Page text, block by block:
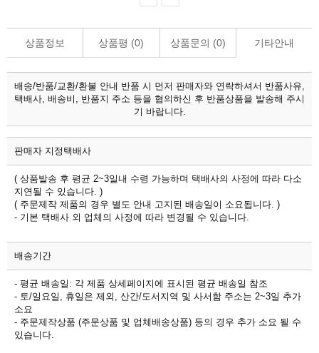
상품정보 상품평 (0) 상품문의 (0) 기타안내
배송/반품/교환/환불 안내 반품 시 먼저 판매자와 연락하셔서 반품사유,
택배사, 배송비, 반품지 주소 등을 협의하신 후 반품상품을 발송해 주시
기 바랍니다.
판매자 지정택배사
( 상품발송 후 평균 2~3일내 수령 가능하며 택배사의 사정에 따라 다소
지연될 수 있습니다. )
( 주문제작 제품의 경우 별도 안내 고지된 배송일이 소요됩니다. )
- 기본 택배사 외 업체의 사정에 따라 변경될 수 있습니다.
배송기간
- 평균 배송일: 각 제품 상세페이지에 표시된 평균 배송일 참조
- 토/일요일, 휴일은 제외, 산간/도서지역 및 사서함 주소는 2~3일 추가
소요
- 주문제작상품 (주문상품 및 업체배송상품) 등의 경우 추가 소요 될 수
있습니다.